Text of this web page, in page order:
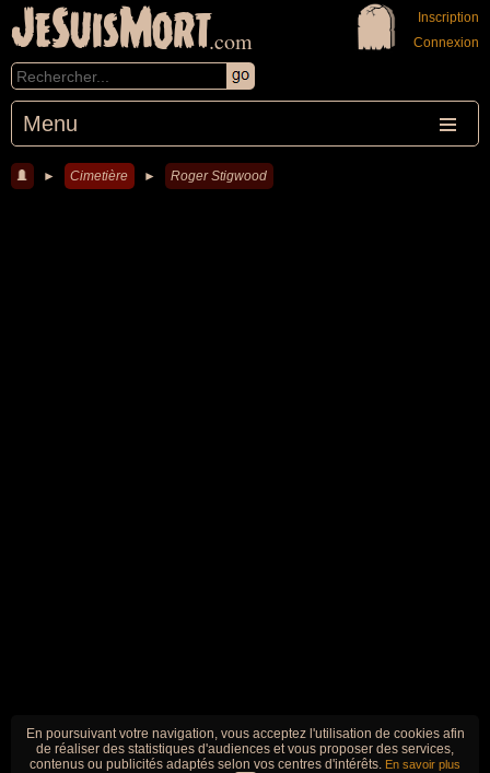
JeSuisMort.com
Menu
Inscription
Connexion
► Cimetière ► Roger Stigwood
En poursuivant votre navigation, vous acceptez l'utilisation de cookies afin
de réaliser des statistiques d'audiences et vous proposer des services,
contenus ou publicités adaptés selon vos centres d'intérêts. En savoir plus